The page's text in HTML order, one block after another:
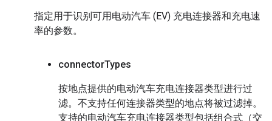
指定用于识别可用电动汽车 (EV) 充电连接器和充电速
率的参数。
connectorTypes
按地点提供的电动汽车充电连接器类型进行过
滤。不支持任何连接器类型的地点将被过滤掉。
支持的电动汽车充电连接器类型包括组合式（交